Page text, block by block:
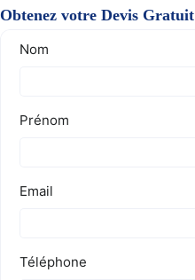
Obtenez votre Devis Gratuit